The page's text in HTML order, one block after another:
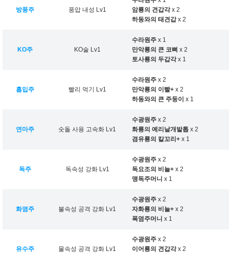
방풍주 풍압 내성 Lv1
암룡의 견갑각x 2
하동와의 태견갑x 2
KO주 KO술 Lv1
수라원주 x 1
만악룡의 큰 코뼈 x 2
토사룡의 두갑각x 1
흡입주 빨리 먹기 Lv1
수라원주 x 2
만악룡의 이빨+ x 2
하동와의 큰 주둥이 x 1
연마주 숫돌 사용 고속화 Lv1
수광원주 x 2
화룡의 예리날개발톱 x 2
겸유룡의 칼꼬리+ x 1
독주 독속성 강화 Lv1
수광원주 x 2
독요조의 비늘+ x 2
맹독주머니 x 1
화염주 불속성 공격 강화 Lv1
수광원주 x 2
자화룡의 비늘+ x 2
폭염주머니 x 1
유수주 물속성 공격 강화 Lv1
수광원주 x 2
이어룡의 견갑각x 2